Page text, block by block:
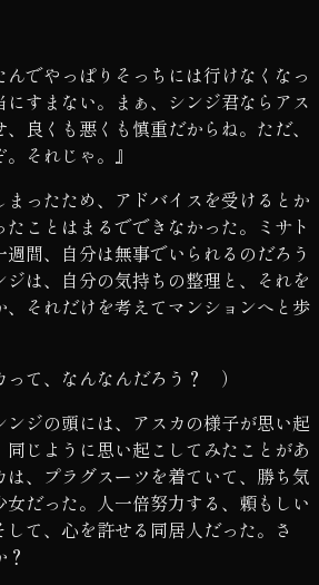
んでやっぱりそっちには行けなくなっ
すまない。まぁ、シンジ君ならアス
良くも悪くも慎重だからね。ただ、
それじゃ。』
まったため、アドバイスを受けるとか
ことはまるでできなかった。ミサト
間、自分は無事でいられるのだろう
は、自分の気持ちの整理と、それを
、それだけを考えてマンションへと歩
って、なんなんだろう？ ）
ンジの頭には、アスカの様子が思い起
同じように思い起こしてみたことがあ
は、プラグスーツを着ていて、勝ち気
だった。人一倍努力する、頼もしい
て、心を許せる同居人だった。さ